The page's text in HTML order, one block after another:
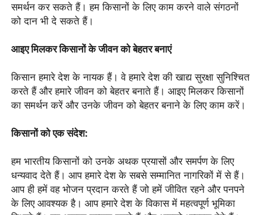
समर्थन कर सकते हैं। हम किसानों के लिए काम करने वाले संगठनों
को दान भी दे सकते हैं।
आइए मिलकर किसानों के जीवन को बेहतर बनाएं
किसान हमारे देश के नायक हैं। वे हमारे देश की खाद्य सुरक्षा सुनिश्चित
करते हैं और हमारे जीवन को बेहतर बनाते हैं। आइए मिलकर किसानों
का समर्थन करें और उनके जीवन को बेहतर बनाने के लिए काम करें।
किसानों को एक संदेश:
हम भारतीय किसानों को उनके अथक प्रयासों और समर्पण के लिए
धन्यवाद देते हैं। आप हमारे देश के सबसे सम्मानित नागरिकों में से हैं।
आप ही हमें वह भोजन प्रदान करते हैं जो हमें जीवित रहने और पनपने
के लिए आवश्यक है। आप हमारे देश के विकास में महत्वपूर्ण भूमिका